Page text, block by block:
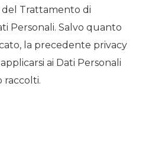
Trattamento di
Personali. Salvo quanto
la precedente privacy
ai Dati Personali
raccolti.